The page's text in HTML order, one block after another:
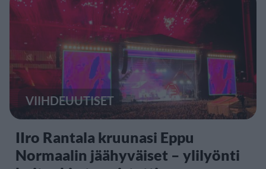
VIIHDEUUTISET
IIro Rantala kruunasi Eppu
Normaalin jäähyväiset – ylilyönti